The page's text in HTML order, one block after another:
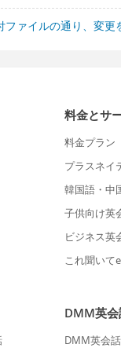
ァイルの通り、変
料金とサ
料金プラン
プラスネイ
韓国語・中
子供向け英
ビジネス英
これ聞いて
DMM英
DMM英会